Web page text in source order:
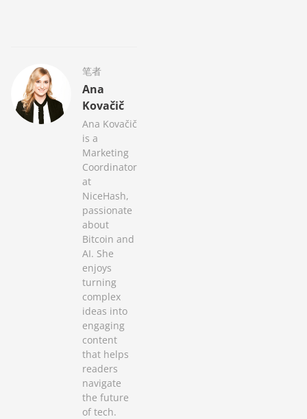
笔者
Ana
Kovačič
Ana Kovačič
is a
Marketing
Coordinator
at
NiceHash,
passionate
about
Bitcoin and
AI. She
enjoys
turning
complex
ideas into
engaging
content
that helps
readers
navigate
the future
of tech.